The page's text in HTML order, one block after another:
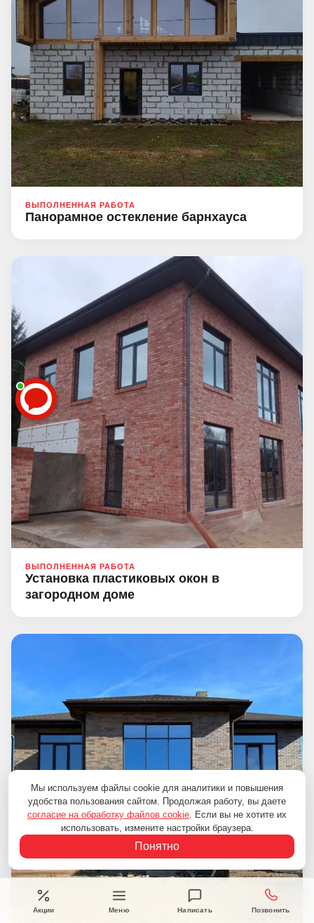
ВЫПОЛНЕННАЯ РАБОТА
Панорамное остекление барнхауса
ВЫПОЛНЕННАЯ РАБОТА
Установка пластиковых окон в
загородном доме
Мы используем файлы cookie для аналитики и повышения
удобства пользования сайтом. Продолжая работу, вы даете
согласие на обработку файлов cookie. Если вы не хотите их
использовать, измените настройки браузера.
Понятно
Акции Меню Написать Позвонить
Введите сообщение
Здравствуйте!
Еленапечатает...